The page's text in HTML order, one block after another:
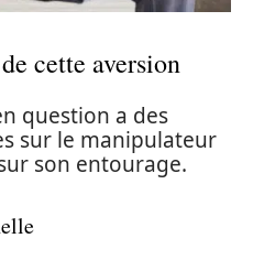
cette aversion
question a des
sur le manipulateur
son entourage.